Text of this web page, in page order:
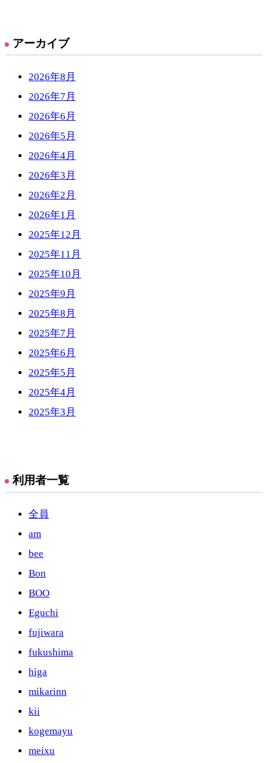
アーカイブ
2026年8月
2026年7月
2026年6月
2026年5月
2026年4月
2026年3月
2026年2月
2026年1月
2025年12月
2025年11月
2025年10月
2025年9月
2025年8月
2025年7月
2025年6月
2025年5月
2025年4月
2025年3月
利用者一覧
全員
am
bee
Bon
BOO
Eguchi
fujiwara
fukushima
higa
mikarinn
kii
kogemayu
meixu